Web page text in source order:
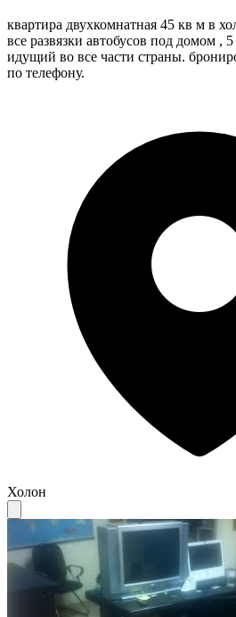
квартира двухкомнатная 45 кв м в
все развязки автобусов под домом ,
идущий во все части страны.
по телефону.
Холон